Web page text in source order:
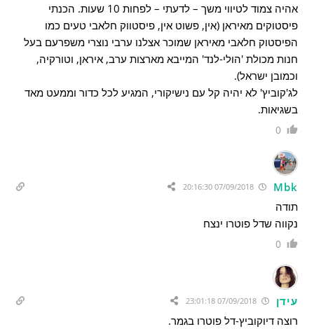
אהיה צמוד לטיווי משך – לדעתי – לפחות 10 שעות. הכנתי
פיסטוקים מאיראן (אין, פשוט אין, פיסטווק חלאבי טעים כמו
הפיסטוק חלאבי מאיראן שמוכר אצלנו ערבי נוצרי משפרעם בעל
חנות מכולת 'הולי-לנד' המייבא מארצות ערב, איראן, וטורקיה,
וכמובן ישראל).
לג'קוביץ' לא יהיה קל עם נישיקורי, המגיע לכל כדור וממעט מאד
בשגיאות.
0
Mbk
תודה
נקווה שדל פוטרו ינצח
0
עידן 07/09/2018 23:01:18
רוצה דיוקוביץ-דל פוטרו בגמר.